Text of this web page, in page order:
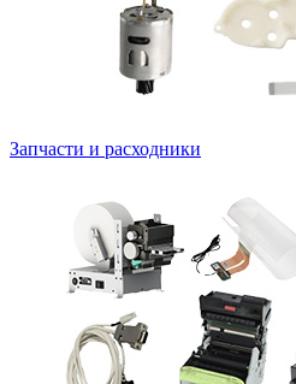
Запчасти и расходники